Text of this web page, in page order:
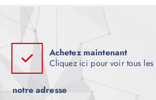
Achetez maintenant
Cliquez ici pour voir tous
notre adresse